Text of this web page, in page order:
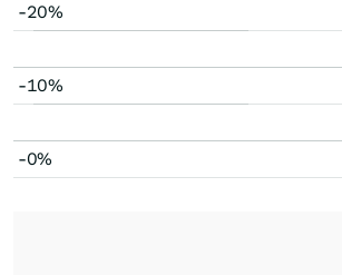
-20%
-10%
-0%